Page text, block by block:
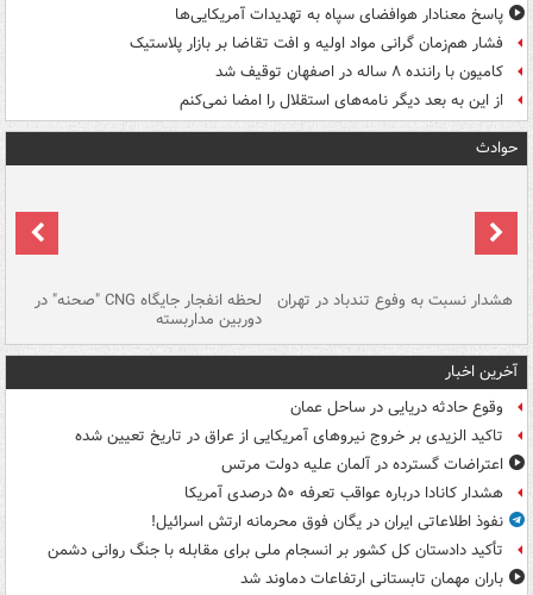
پاسخ معنادار هوافضای سپاه به تهدیدات آمریکایی‌ها
فشار هم‌زمان گرانی مواد اولیه و افت تقاضا بر بازار پلاستیک
کامیون با راننده ۸ ساله در اصفهان توقیف شد
از این به بعد دیگر نامه‌های استقلال را امضا نمی‌کنم
حوادث
هشدار نسبت به وفوع تندباد در تهران لحظه انفجار جایگاه CNG "صحنه" در
دوربین مداربسته
آخرین اخبار
وقوع حادثه دریایی در ساحل عمان
تاکید الزیدی بر خروج نیروهای آمریکایی از عراق در تاریخ تعیین شده
اعتراضات گسترده در آلمان علیه دولت مرتس
هشدار کانادا درباره عواقب تعرفه ۵۰ درصدی آمریکا
نفوذ اطلاعاتی ایران در یگان فوق محرمانه ارتش اسرائیل!
تأکید دادستان کل کشور بر انسجام ملی برای مقابله با جنگ روانی دشمن
باران مهمان تابستانی ارتفاعات دماوند شد